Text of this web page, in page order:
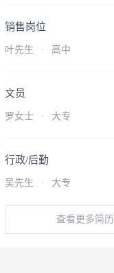
销售岗位
叶先生 · 高中
文员
罗女士 · 大专
行政/后勤
吴先生 · 大专
查看更多简历